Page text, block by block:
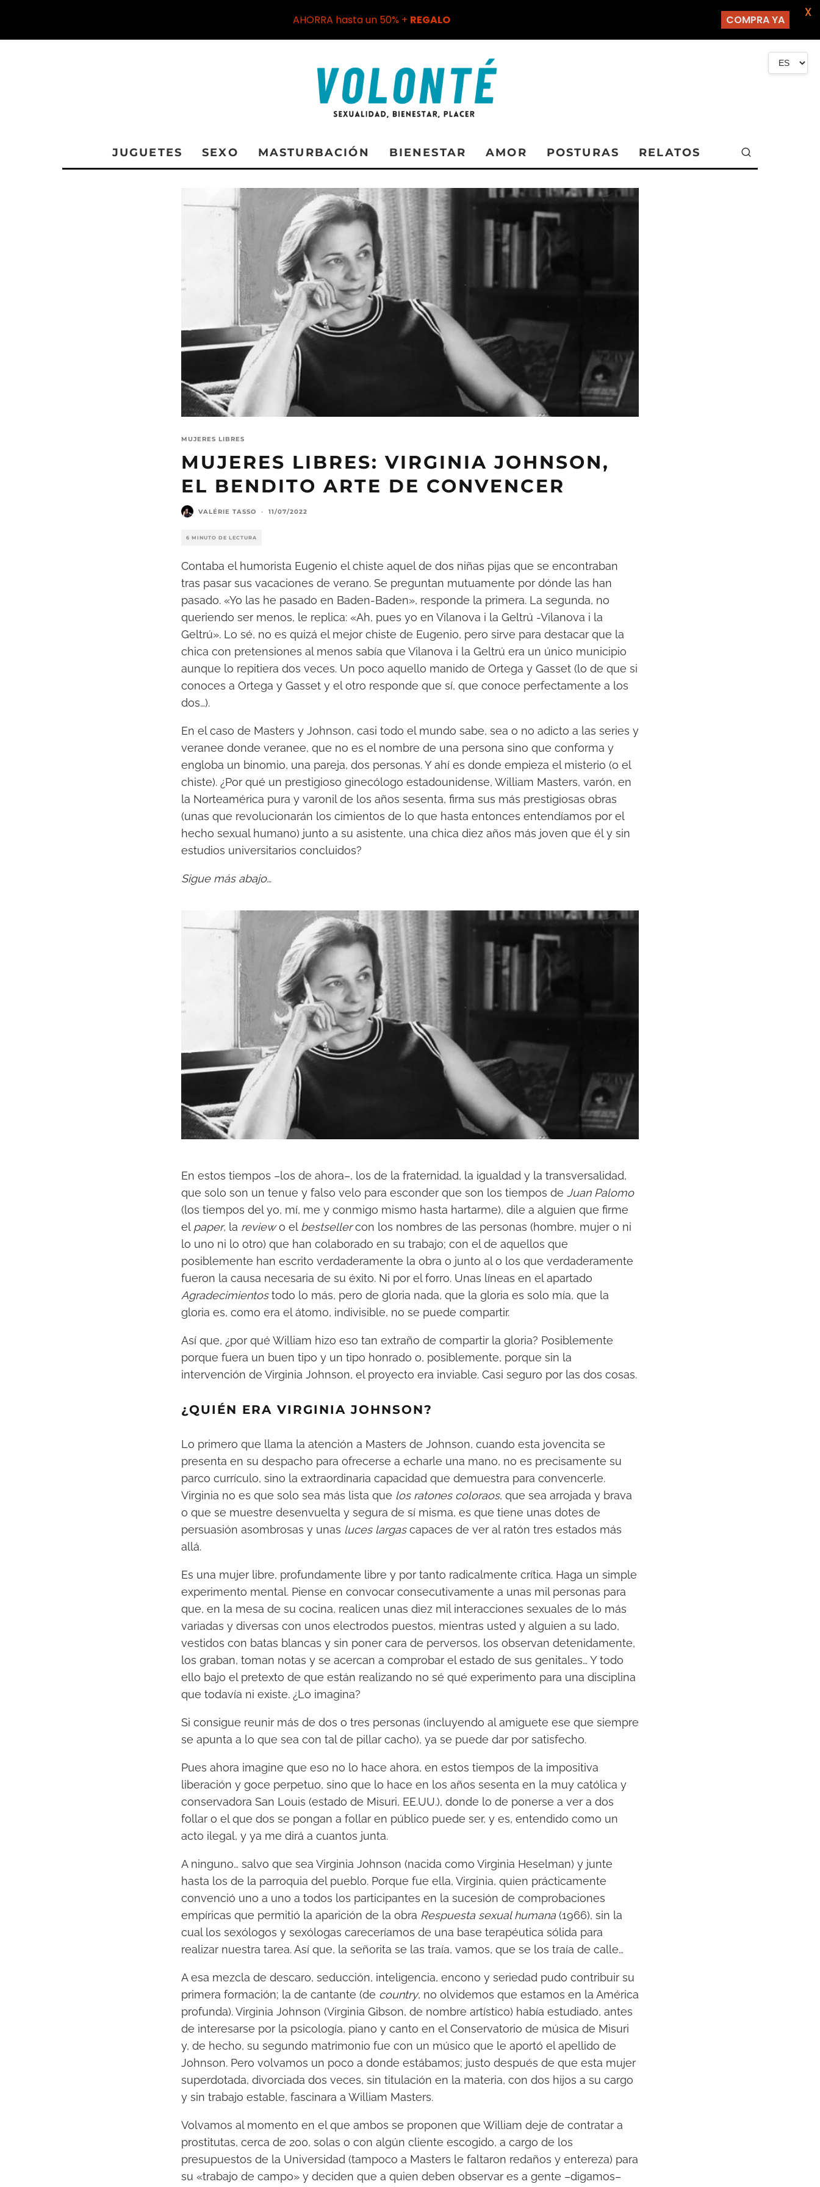
JUGUETES SEXO MASTURBACIÓN BIENESTAR AMOR POSTURAS RELATOS
MUJERES LIBRES
MUJERES LIBRES: VIRGINIA JOHNSON,
EL BENDITO ARTE DE CONVENCER
VALÉRIE TASSO · 11/07/2022
6 MINUTO DE LECTURA
Contaba el humorista Eugenio el chiste aquel de dos niñas pijas que se encontraban
tras pasar sus vacaciones de verano. Se preguntan mutuamente por dónde las han
pasado. «Yo las he pasado en Baden-Baden», responde la primera. La segunda, no
queriendo ser menos, le replica: «Ah, pues yo en Vilanova i la Geltrú -Vilanova i la
Geltrú». Lo sé, no es quizá el mejor chiste de Eugenio, pero sirve para destacar que la
chica con pretensiones al menos sabía que Vilanova i la Geltrú era un único municipio
aunque lo repitiera dos veces. Un poco aquello manido de Ortega y Gasset (lo de que si
conoces a Ortega y Gasset y el otro responde que sí, que conoce perfectamente a los
dos…).
En el caso de Masters y Johnson, casi todo el mundo sabe, sea o no adicto a las series y
veranee donde veranee, que no es el nombre de una persona sino que conforma y
engloba un binomio, una pareja, dos personas. Y ahí es donde empieza el misterio (o el
chiste). ¿Por qué un prestigioso ginecólogo estadounidense, William Masters, varón, en
la Norteamérica pura y varonil de los años sesenta, firma sus más prestigiosas obras
(unas que revolucionarán los cimientos de lo que hasta entonces entendíamos por el
hecho sexual humano) junto a su asistente, una chica diez años más joven que él y sin
estudios universitarios concluidos?
Sigue más abajo…
En estos tiempos –los de ahora–, los de la fraternidad, la igualdad y la transversalidad,
que solo son un tenue y falso velo para esconder que son los tiempos de Juan Palomo
(los tiempos del yo, mí, me y conmigo mismo hasta hartarme), dile a alguien que firme
el paper, la reviewo el bestsellercon los nombres de las personas (hombre, mujer o ni
lo uno ni lo otro) que han colaborado en su trabajo; con el de aquellos que
posiblemente han escrito verdaderamente la obra o junto al o los que verdaderamente
fueron la causa necesaria de su éxito. Ni por el forro. Unas líneas en el apartado
Agradecimientostodo lo más, pero de gloria nada, que la gloria es solo mía, que la
gloria es, como era el átomo, indivisible, no se puede compartir.
Así que, ¿por qué William hizo eso tan extraño de compartir la gloria? Posiblemente
porque fuera un buen tipo y un tipo honrado o, posiblemente, porque sin la
intervención de Virginia Johnson, el proyecto era inviable. Casi seguro por las dos cosas.
¿QUIÉN ERA VIRGINIA JOHNSON?
Lo primero que llama la atención a Masters de Johnson, cuando esta jovencita se
presenta en su despacho para ofrecerse a echarle una mano, no es precisamente su
parco currículo, sino la extraordinaria capacidad que demuestra para convencerle.
Virginia no es que solo sea más lista que los ratones coloraos, que sea arrojada y brava
o que se muestre desenvuelta y segura de sí misma, es que tiene unas dotes de
persuasión asombrosas y unas luces largascapaces de ver al ratón tres estados más
allá.
Es una mujer libre, profundamente libre y por tanto radicalmente crítica. Haga un simple
experimento mental. Piense en convocar consecutivamente a unas mil personas para
que, en la mesa de su cocina, realicen unas diez mil interacciones sexuales de lo más
variadas y diversas con unos electrodos puestos, mientras usted y alguien a su lado,
vestidos con batas blancas y sin poner cara de perversos, los observan detenidamente,
los graban, toman notas y se acercan a comprobar el estado de sus genitales… Y todo
ello bajo el pretexto de que están realizando no sé qué experimento para una disciplina
que todavía ni existe. ¿Lo imagina?
Si consigue reunir más de dos o tres personas (incluyendo al amiguete ese que siempre
se apunta a lo que sea con tal de pillar cacho), ya se puede dar por satisfecho.
Pues ahora imagine que eso no lo hace ahora, en estos tiempos de la impositiva
liberación y goce perpetuo, sino que lo hace en los años sesenta en la muy católica y
conservadora San Louis (estado de Misuri, EE.UU.), donde lo de ponerse a ver a dos
follar o el que dos se pongan a follar en público puede ser, y es, entendido como un
acto ilegal, y ya me dirá a cuantos junta.
A ninguno… salvo que sea Virginia Johnson (nacida como Virginia Heselman) y junte
hasta los de la parroquia del pueblo. Porque fue ella, Virginia, quien prácticamente
convenció uno a uno a todos los participantes en la sucesión de comprobaciones
empíricas que permitió la aparición de la obra Respuesta sexual humana (1966), sin la
cual los sexólogos y sexólogas careceríamos de una base terapéutica sólida para
realizar nuestra tarea. Así que, la señorita se las traía, vamos, que se los traía de calle…
A esa mezcla de descaro, seducción, inteligencia, encono y seriedad pudo contribuir su
primera formación; la de cantante (de country, no olvidemos que estamos en la América
profunda). Virginia Johnson (Virginia Gibson, de nombre artístico) había estudiado, antes
de interesarse por la psicología, piano y canto en el Conservatorio de música de Misuri
y, de hecho, su segundo matrimonio fue con un músico que le aportó el apellido de
Johnson. Pero volvamos un poco a donde estábamos; justo después de que esta mujer
superdotada, divorciada dos veces, sin titulación en la materia, con dos hijos a su cargo
y sin trabajo estable, fascinara a William Masters.
Volvamos al momento en el que ambos se proponen que William deje de contratar a
prostitutas, cerca de 200, solas o con algún cliente escogido, a cargo de los
presupuestos de la Universidad (tampoco a Masters le faltaron redaños y entereza) para
su «trabajo de campo» y deciden que a quien deben observar es a gente –digamos–
AHORRA hasta un 50% + REGALO COMPRA YA
X